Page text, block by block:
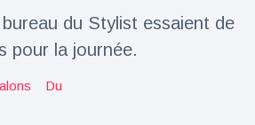
(79)
(160)
(121)
du Stylist essaient de
pour la journée.
Du